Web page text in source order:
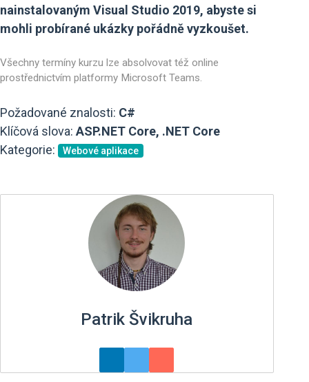
nainstalovaným Visual Studio 2019, abyste si
mohli probírané ukázky pořádně vyzkoušet.
Všechny termíny kurzu lze absolvovat též online
prostřednictvím platformy Microsoft Teams.
Požadované znalosti: C#
Klíčová slova: ASP.NET Core, .NET Core
Kategorie:
Webové aplikace
Patrik Švikruha